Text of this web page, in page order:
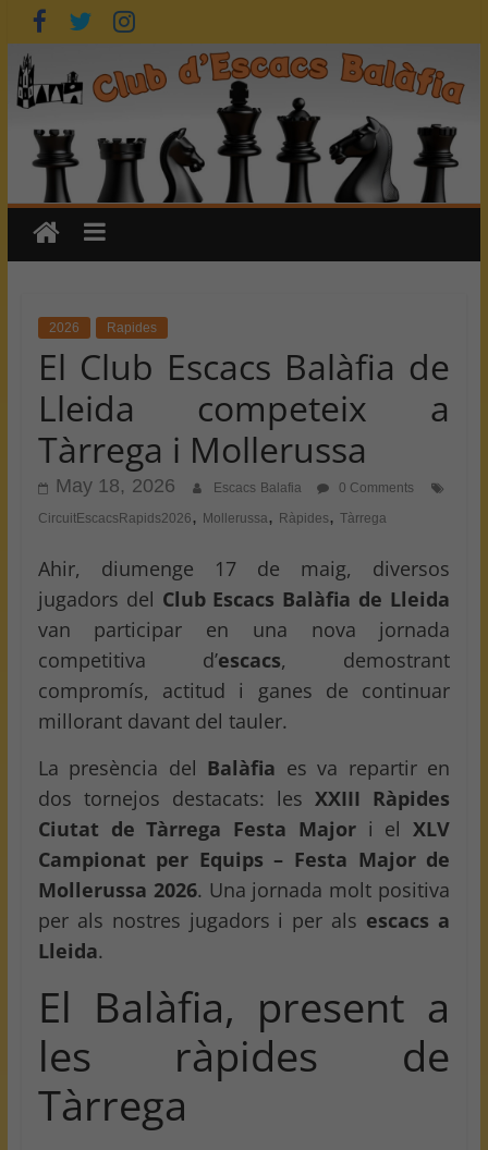
Skip
to
content
2026 Rapides
El Club Escacs Balàfia de
Lleida competeix a
Tàrrega i Mollerussa
May 18, 2026 Escacs Balafia
0 Comments
CircuitEscacsRapids2026, Mollerussa, Ràpides, Tàrrega
Ahir, diumenge 17 de maig, diversos
jugadors del Club Escacs Balàfia de Lleida
van participar en una nova jornada
competitiva d’escacs, demostrant
compromís, actitud i ganes de continuar
millorant davant del tauler.
La presència del Balàfia es va repartir en
dos tornejos destacats: lesXXIII Ràpides
Ciutat de Tàrrega Festa Majori elXLV
Campionat per Equips – Festa Major de
Mollerussa 2026. Una jornada molt positiva
per als nostres jugadors i per als escacs a
Lleida.
El Balàfia, present a
les ràpides de
Tàrrega